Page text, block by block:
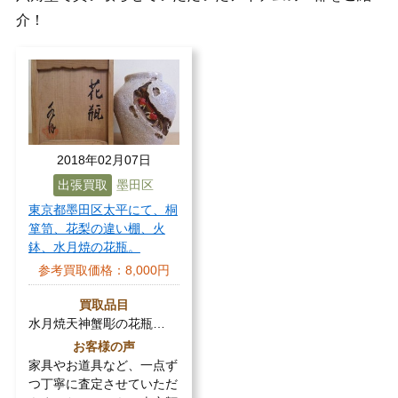
介！
2018年02月07日
出張買取
墨田区
東京都墨田区太平にて、桐
箪笥、花梨の違い棚、火
鉢、水月焼の花瓶。
参考買取価格： 8,000円
買取品目
水月焼天神蟹彫の花瓶…
お客様の声
家具やお道具など、一点ず
つ丁寧に査定させていただ